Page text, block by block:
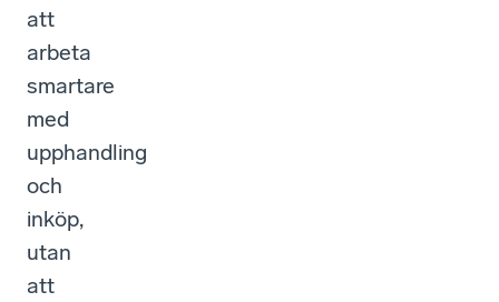
att
arbeta
smartare
med
upphandling
och
inköp,
utan
att